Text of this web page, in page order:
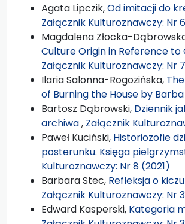
Agata Lipczik,Od imitacji do
Załącznik Kulturoznawczy: Nr
Magdalena Złocka-
Culture Origin in Reference to
Załącznik Kulturoznawczy: Nr
Ilaria Salonna-Rogozińska,
of Burning the House by Barba
Bartosz Dąbrowski, Dziennik
archiwa, Załącznik
Paweł Kuciński, Historiozofie
posterunku. Księga
Kulturoznawczy: Nr 8 (2021)
Barbara Stec, Refleksja o
Załącznik Kulturoznawczy: Nr
Edward Kasperski, Kategoria